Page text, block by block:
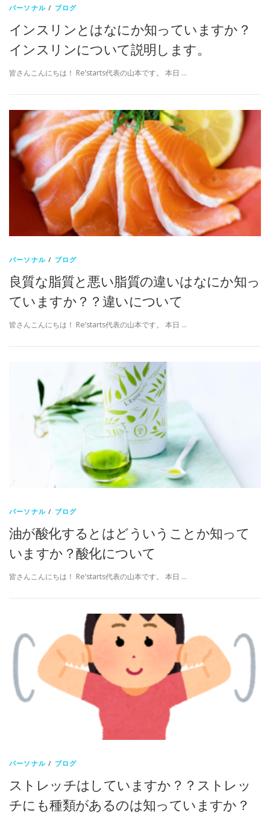
パーソナル / ブログ
インスリンとはなにか知っていますか？
インスリンについて説明します。
皆さんこんにちは！ Re’starts代表の山本です。 本日 …
パーソナル / ブログ
良質な脂質と悪い脂質の違いはなにか知っ
ていますか？？違いについて
皆さんこんにちは！ Re’starts代表の山本です。 本日 …
パーソナル / ブログ
油が酸化するとはどういうことか知って
いますか？酸化について
皆さんこんにちは！ Re’starts代表の山本です。 本日 …
パーソナル / ブログ
ストレッチはしていますか？？ストレッ
チにも種類があるのは知っていますか？